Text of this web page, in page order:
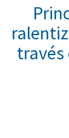
través